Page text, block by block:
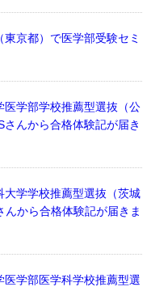
京都）で医学部受験セミ
医学部学校推薦型選抜（公
んから合格体験記が届き
大学学校推薦型選抜（茨城
から合格体験記が届きま
医学部医学科学校推薦型選